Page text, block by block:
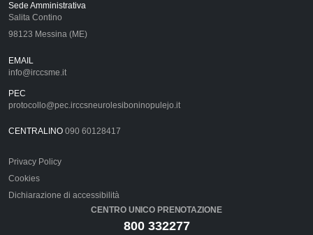
Sede Amministrativa
Salita Contino
98123 Messina (ME)
EMAIL
info@irccsme.it
PEC
protocollo@pec.irccsneurolesiboninopulejo.it
CENTRALINO 090 60128417
Privacy Policy
Cookies
Dichiarazione di accessibilità
CENTRO UNICO PRENOTAZIONE
800 332277